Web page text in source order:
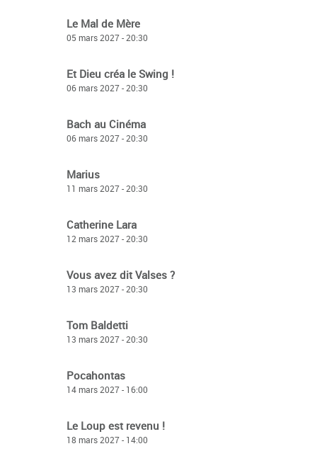
Le Mal de Mère
05 mars 2027 - 20:30
Et Dieu créa le Swing !
06 mars 2027 - 20:30
Bach au Cinéma
06 mars 2027 - 20:30
Marius
11 mars 2027 - 20:30
Catherine Lara
12 mars 2027 - 20:30
Vous avez dit Valses ?
13 mars 2027 - 20:30
Tom Baldetti
13 mars 2027 - 20:30
Pocahontas
14 mars 2027 - 16:00
Le Loup est revenu !
18 mars 2027 - 14:00